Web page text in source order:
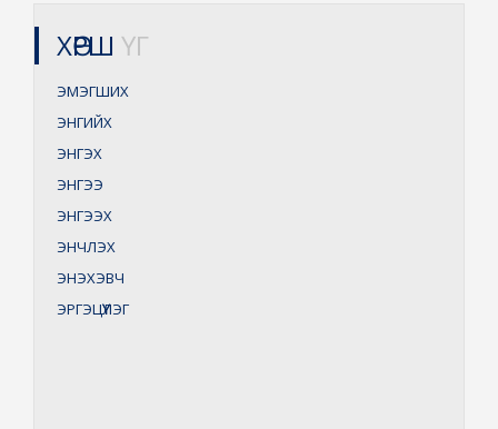
ХӨРШ ҮГ
ЭМЭГШИХ
ЭНГИЙХ
ЭНГЭХ
ЭНГЭЭ
ЭНГЭЭХ
ЭНЧЛЭХ
ЭНЭХЭВЧ
ЭРГЭЦҮҮЛЭГ